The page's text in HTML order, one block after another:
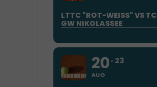
LTTC "ROT-WEISS" VS TC G
W NIKOLASSEE
20
AUG
23